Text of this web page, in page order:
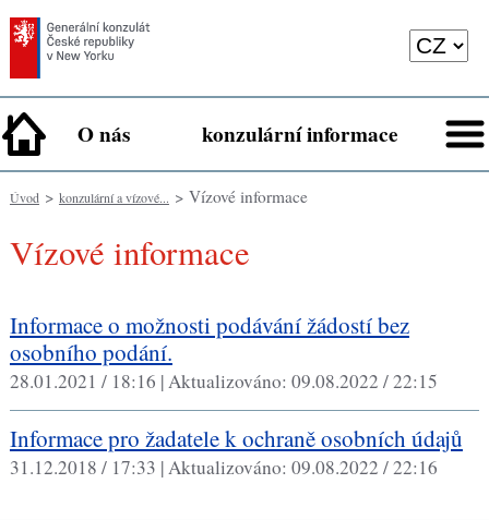
O nás konzulární informace
Úvod> konzulární a vízové... > Vízové informace
Vízové informace
Informace o možnosti podávání žádostí bez
osobního podání.
28.01.2021 / 18:16 |Aktualizováno: 09.08.2022 / 22:15
Informace pro žadatele k ochraně osobních údajů
31.12.2018 / 17:33 |Aktualizováno: 09.08.2022 / 22:16